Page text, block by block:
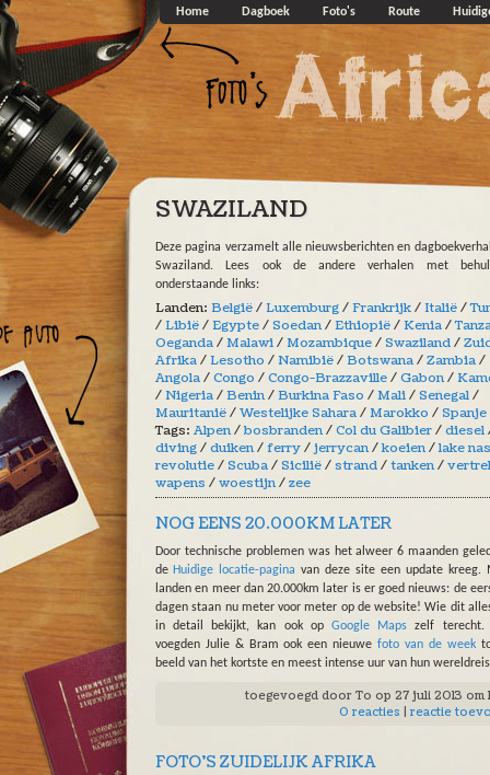
Overslaan en naar de algemene inhoud gaan
Home Dagboek Foto's Route
SWAZILAND
Deze pagina verzamelt alle nieuwsberichten en
Swaziland. Lees ook de andere verhalen met
onderstaande links:
Landen: België/Luxemburg/Frankrijk/Italië/
/Libië/Egypte/Soedan/Ethiopië/Kenia/
Oeganda/Malawi/Mozambique/Swaziland/
Afrika/Lesotho /Namibië/Botswana/Zambia/
Angola/Congo /Congo-Brazzaville/Gabon/
/Nigeria/Benin/Burkina Faso /Mali/Senegal/
Mauritanië/Westelijke Sahara/Marokko /Spanje
Tags: Alpen/bosbranden/Col du Galibier/diesel
diving/duiken/ferry/jerrycan/koeien/lake
revolutie/Scuba/Sicilië/strand/tanken/
wapens /woestijn/zee
NOG EENS 20.000KM LATER
Door technische problemen was het alweer 6 maanden
de Huidige locatie-pagina van deze site een update kreeg.
landen en meer dan 20.000km later is er goed nieuws: de
dagen staan nu meter voor meter op de website! Wie dit
in detail bekijkt, kan ook op Google Maps zelf terecht.
voegden Julie & Bram ook een nieuwe foto van de week
beeld van het kortste en meest intense uur van hun
toegevoegd door To op 27 juli 2013 om
0 reacties
reactie
FOTO'S ZUIDELIJK AFRIKA